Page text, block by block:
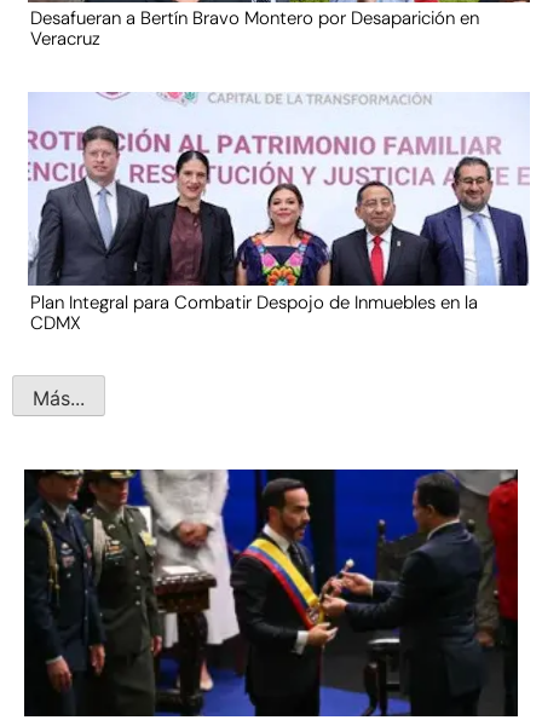
Desafueran a Bertín Bravo Montero por Desaparición en
Veracruz
Plan Integral para Combatir Despojo de Inmuebles en la
CDMX
Más...